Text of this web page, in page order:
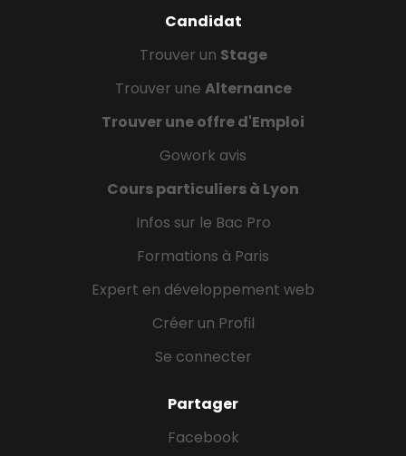
Candidat
Trouver un Stage
Trouver une Alternance
Trouver une offre d'Emploi
Gowork avis
Cours particuliers à Lyon
Infos sur le Bac Pro
Formations à Paris
Expert en développement web
Créer un Profil
Se connecter
Partager
Facebook